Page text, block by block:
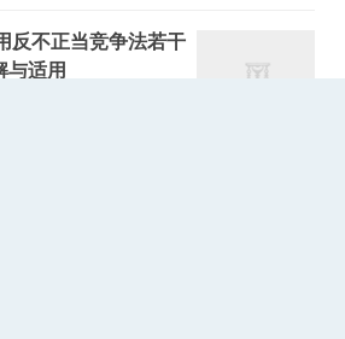
反不正当竞争法若干
与适用